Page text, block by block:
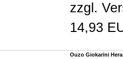
zzgl.
14,93
Ouzo Giokarini